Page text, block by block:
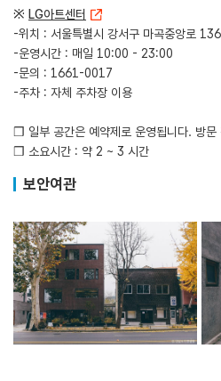
※ LG아트센터
-위치 : 서울특별시 강서구 마곡중앙로 136
-운영시간 : 매일 10:00 - 23:00
-문의 : 1661-0017
-주차 : 자체 주차장 이용
❒ 일부 공간은 예약제로 운영됩니다. 방문
❒ 소요시간 : 약 2 ~ 3 시간
보안여관